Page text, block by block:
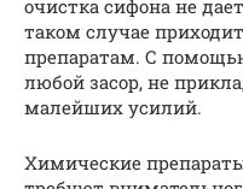
очистка сифона не
таком случае
препаратам. С
любой засор, не
малейших усилий.
Химические